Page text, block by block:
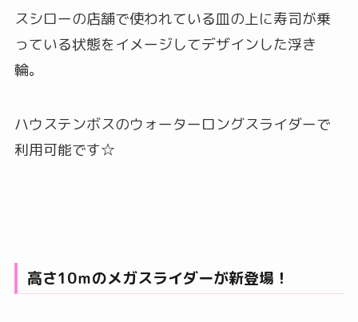
スシローの店舗で使われている皿の上に寿司が乗
っている状態をイメージしてデザインした浮き
輪。
ハウステンボスのウォーターロングスライダーで
利用可能です☆
高さ10ｍのメガスライダーが新登場！